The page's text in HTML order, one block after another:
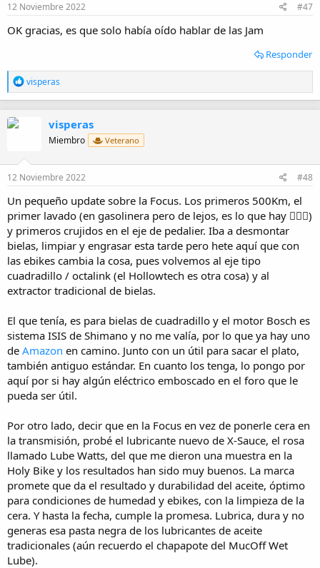
s
12 Noviembre 2022 #47
OK gracias, es que solo había oído hablar de las Jam
Responder
R
e
a
n
s
visperas
visperas
Miembro Veterano
12 Noviembre 2022 #48
Un pequeño update sobre la Focus. Los primeros 500Km, el
primer lavado (en gasolinera pero de lejos, es lo que hay 🤷🏼‍♂️)
y primeros crujidos en el eje de pedalier. Iba a desmontar
bielas, limpiar y engrasar esta tarde pero hete aquí que con
las ebikes cambia la cosa, pues volvemos al eje tipo
cuadradillo / octalink (el Hollowtech es otra cosa) y al
extractor tradicional de bielas.
El que tenía, es para bielas de cuadradillo y el motor Bosch es
sistema ISIS de Shimano y no me valía, por lo que ya hay uno
de Amazon en camino. Junto con un útil para sacar el plato,
también antiguo estándar. En cuanto los tenga, lo pongo por
aquí por si hay algún eléctrico emboscado en el foro que le
pueda ser útil.
Por otro lado, decir que en la Focus en vez de ponerle cera en
la transmisión, probé el lubricante nuevo de X-Sauce, el rosa
llamado Lube Watts, del que me dieron una muestra en la
Holy Bike y los resultados han sido muy buenos. La marca
promete que da el resultado y durabilidad del aceite, óptimo
para condiciones de humedad y ebikes, con la limpieza de la
cera. Y hasta la fecha, cumple la promesa. Lubrica, dura y no
generas esa pasta negra de los lubricantes de aceite
tradicionales (aún recuerdo el chapapote del MucOff Wet
Lube).